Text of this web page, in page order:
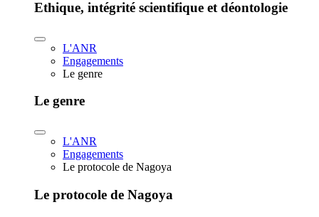
Ethique, intégrité scientifique et déontologie
L'ANR
Engagements
Le genre
Le genre
L'ANR
Engagements
Le protocole de Nagoya
Le protocole de Nagoya